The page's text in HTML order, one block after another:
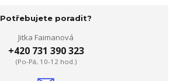
Potřebujete poradit?
Jitka Faimanová
+420 731 390 323
(Po-Pá, 10-12 hod.)